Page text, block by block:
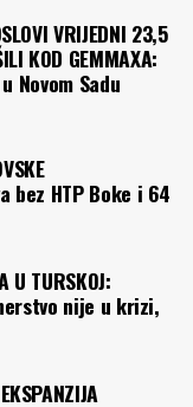
VRIJEDNI 23,5
KOD GEMMAXA:
Novom Sadu
bez HTP Boke i 64
U TURSKOJ:
nije u krizi,